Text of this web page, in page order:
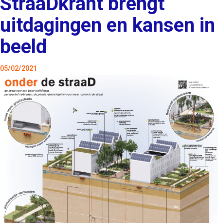
uitdagingen en kansen in
beeld
05/02/2021